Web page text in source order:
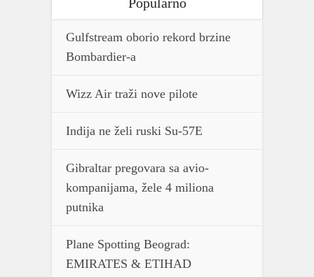
Gulfstream oborio rekord brzine
Bombardier-a
Wizz Air traži nove pilote
Indija ne želi ruski Su-57E
Gibraltar pregovara sa avio-
kompanijama, žele 4 miliona
putnika
Plane Spotting Beograd:
EMIRATES & ETIHAD